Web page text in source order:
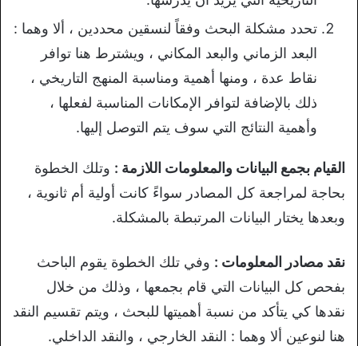
تحدد مشكلة البحث وفقاً لنسقين محددين ، ألا وهما :
البعد الزماني والبعد المكاني ، ويشترط هنا توافر
نقاط عدة ، ومنها أهمية ومناسبة المنهج التاريخي ،
ذلك بالإضافة لتوافر الإمكانات المناسبة لفعلها ،
وأهمية النتائج التي سوف يتم التوصل إليها.
القيام بجمع البيانات والمعلومات اللازمة : وتلك الخطوة
بحاجة لمراجعة كل المصادر سواءً كانت أولية أم ثانوية ،
وبعدها يختار البيانات المرتبطة بالمشكلة.
نقد مصادر المعلومات : وفي تلك الخطوة يقوم الباحث
بفحص كل البيانات التي قام بجمعها ، وذلك من خلال
نقدها كي يتأكد من نسبة أهميتها للبحث ، ويتم تقسيم النقد
هنا لنوعين ألا وهما : النقد الخارجي ، والنقد الداخلي.